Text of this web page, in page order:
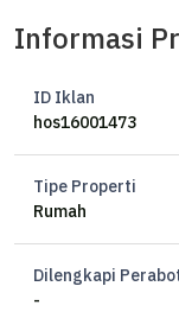
Kedungmundu
Luas Tanah 84m²
Luas Bangunan 45m²
Listrik 1300 watt
Sertifikat HM
Informasi
ID Iklan
hos16001473
Tipe Properti
Rumah
Dilengkapi
-